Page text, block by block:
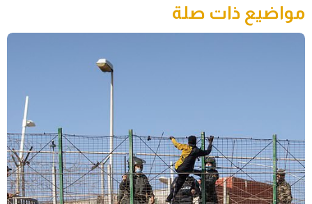
مواضيع ذات صلة